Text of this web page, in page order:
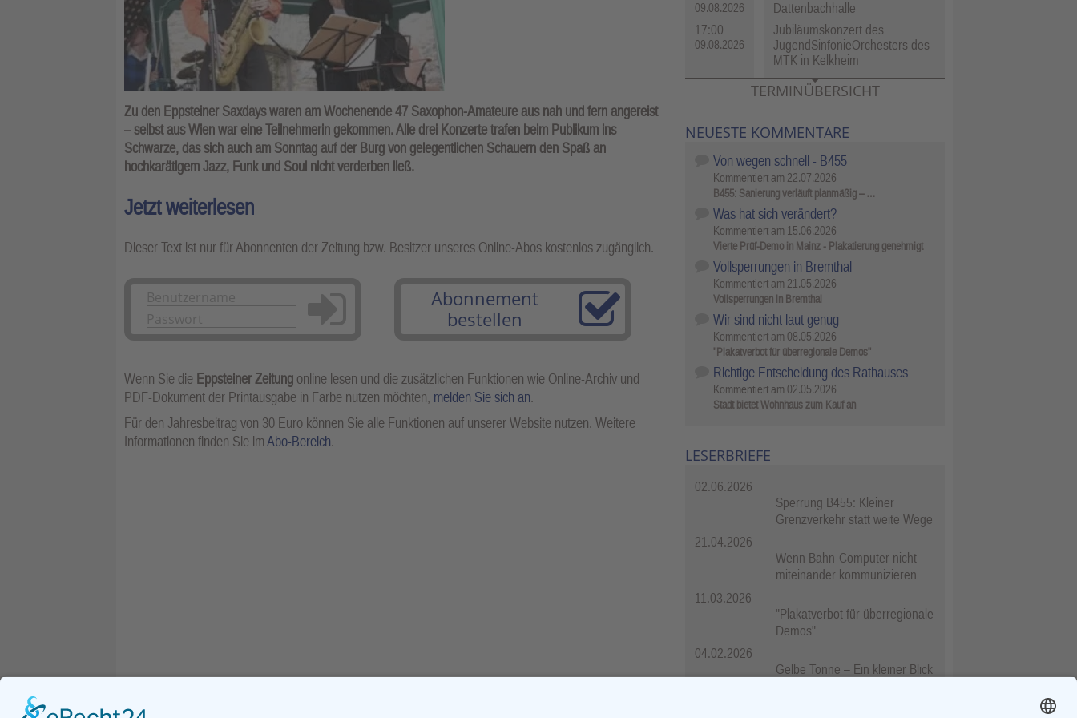
Zu den Eppsteiner Saxdays waren am Wochenende 47 Saxophon-Amateure aus nah und fern angereist
– selbst aus Wien war eine Teilnehmerin gekommen. Alle drei Konzerte trafen beim Publikum ins
Schwarze, das sich auch am Sonntag auf der Burg von gelegentlichen Schauern den Spaß an
hochkarätigem Jazz, Funk und Soul nicht verderben ließ.
Jetzt weiterlesen
Dieser Text ist nur für Abonnenten der Zeitung bzw. Besitzer unseres Online-Abos kostenlos zugänglich.
Anmelden
Abonnement
bestellen
Wenn Sie die Eppsteiner Zeitung online lesen und die zusätzlichen Funktionen wie Online-Archiv und
PDF-Dokument der Printausgabe in Farbe nutzen möchten, melden Sie sich an.
Für den Jahresbeitrag von 30 Euro können Sie alle Funktionen auf unserer Website nutzen. Weitere
Informationen finden Sie imAbo-Bereich.
09.08.2026
Dattenbachhalle
17:00
09.08.2026
Jubiläumskonzert des
JugendSinfonieOrchesters des
MTK in Kelkheim
TERMINÜBERSICHT
NEUESTE KOMMENTARE
Von wegen schnell - B455
Kommentiert am 22.07.2026
B455: Sanierung verläuft planmäßig – …
Was hat sich verändert?
Kommentiert am 15.06.2026
Vierte Prüf-Demo in Mainz - Plakatierung genehmigt
Vollsperrungen in Bremthal
Kommentiert am 21.05.2026
Vollsperrungen in Bremthal
Wir sind nicht laut genug
Kommentiert am 08.05.2026
"Plakatverbot für überregionale Demos"
Richtige Entscheidung des Rathauses
Kommentiert am 02.05.2026
Stadt bietet Wohnhaus zum Kauf an
LESERBRIEFE
02.06.2026
Sperrung B455: Kleiner
Grenzverkehr statt weite Wege
21.04.2026
Wenn Bahn-Computer nicht
miteinander kommunizieren
11.03.2026
"Plakatverbot für überregionale
Demos"
04.02.2026
Gelbe Tonne – Ein kleiner Blick